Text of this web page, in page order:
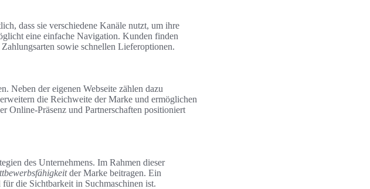
dass sie verschiedene Kanäle nutzt, um ihre
eine einfache Navigation. Kunden finden
sowie schnellen Lieferoptionen.
Neben der eigenen Webseite zählen dazu
die Reichweite der Marke und ermöglichen
Online-Präsenz und Partnerschaften positioniert
des Unternehmens. Im Rahmen dieser
der Marke beitragen. Ein
die Sichtbarkeit in Suchmaschinen ist.